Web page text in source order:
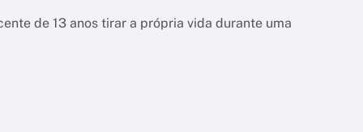
de 13 anos tirar a própria vida durante uma